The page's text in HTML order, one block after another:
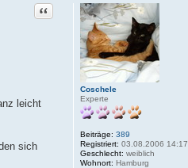
Coschele
Experte
Beiträge: 389
Registriert: 03.08.2006 14:17
Geschlecht: weiblich
Wohnort: Hamburg
Zitat
leicht
sich